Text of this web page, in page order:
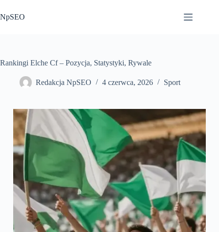
do
treści
NpSEO
Rankingi Elche Cf – Pozycja, Statystyki, Rywale
Redakcja NpSEO 4 czerwca, 2026 Sport